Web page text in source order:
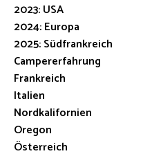
2023: USA
2024: Europa
2025: Südfrankreich
Campererfahrung
Frankreich
Italien
Nordkalifornien
Oregon
Österreich